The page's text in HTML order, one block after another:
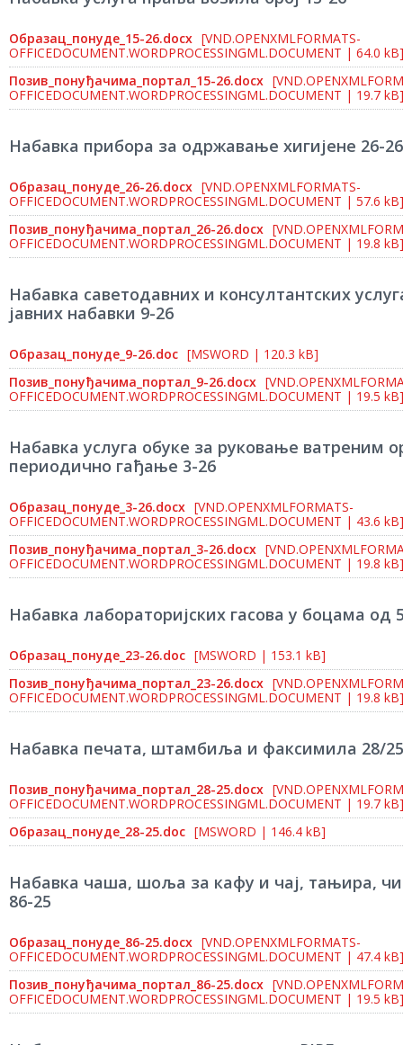
Образац_понуде_15-26.docx [VND.OPENXMLFORMATS-
OFFICEDOCUMENT.WORDPROCESSINGML.DOCUMENT | 64.0 kB]
Позив_понуђачима_портал_15-26.docx
OFFICEDOCUMENT.WORDPROCESSINGML.DOCUMENT | 19.7 kB]
Набавка прибора за одржавање хигијене 26-26
Образац_понуде_26-26.docx [VND.OPENXMLFORMATS-
OFFICEDOCUMENT.WORDPROCESSINGML.DOCUMENT | 57.6 kB]
Позив_понуђачима_портал_26-26.docx
OFFICEDOCUMENT.WORDPROCESSINGML.DOCUMENT | 19.8 kB]
Набавка саветодавних и консултантских
јавних набавки 9-26
Образац_понуде_9-26.doc [MSWORD | 120.3 kB]
Позив_понуђачима_портал_9-26.docx
OFFICEDOCUMENT.WORDPROCESSINGML.DOCUMENT | 19.5 kB]
Набавка услуга обуке за руковање ватреним
периодично гађање 3-26
Образац_понуде_3-26.docx [VND.OPENXMLFORMATS-
OFFICEDOCUMENT.WORDPROCESSINGML.DOCUMENT | 43.6 kB]
Позив_понуђачима_портал_3-26.docx
OFFICEDOCUMENT.WORDPROCESSINGML.DOCUMENT | 19.8 kB]
Набавка лабораторијских гасова у боцама од
Образац_понуде_23-26.doc [MSWORD | 153.1 kB]
Позив_понуђачима_портал_23-26.docx
OFFICEDOCUMENT.WORDPROCESSINGML.DOCUMENT | 19.8 kB]
Набавка печата, штамбиља и факсимила 28/25
Позив_понуђачима_портал_28-25.docx
OFFICEDOCUMENT.WORDPROCESSINGML.DOCUMENT | 19.7 kB]
Образац_понуде_28-25.doc [MSWORD | 146.4 kB]
Набавка чаша, шоља за кафу и чај, тањира,
86-25
Образац_понуде_86-25.docx [VND.OPENXMLFORMATS-
OFFICEDOCUMENT.WORDPROCESSINGML.DOCUMENT | 47.4 kB]
Позив_понуђачима_портал_86-25.docx
OFFICEDOCUMENT.WORDPROCESSINGML.DOCUMENT | 19.5 kB]